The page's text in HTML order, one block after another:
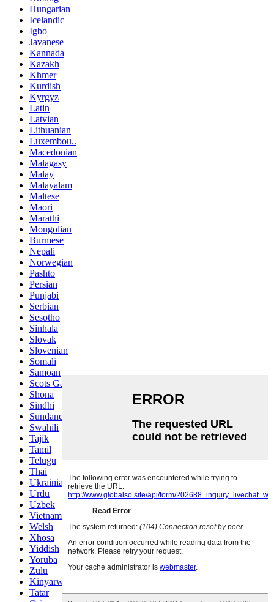
Hungarian
Icelandic
Igbo
Javanese
Kannada
Kazakh
Khmer
Kurdish
Kyrgyz
Latin
Latvian
Lithuanian
Luxembou..
Macedonian
Malagasy
Malay
Malayalam
Maltese
Maori
Marathi
Mongolian
Burmese
Nepali
Norwegian
Pashto
Persian
Punjabi
Serbian
Sesotho
Sinhala
Slovak
Slovenian
Somali
Samoan
Scots Gaelic
Shona
Sindhi
Sundanese
Swahili
Tajik
Tamil
Telugu
Thai
Ukrainian
Urdu
Uzbek
Vietnamese
Welsh
Xhosa
Yiddish
Yoruba
Zulu
Kinyarwanda
Tatar